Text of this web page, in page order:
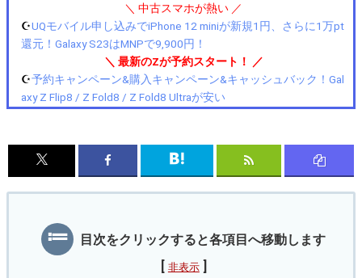
＼ 中古スマホが熱い ／
☪️UQモバイル申し込みでiPhone 12 miniが新規1円、さらに1万pt
還元！Galaxy S23はMNPで9,900円！
＼ 最新のZが予約スタート！ ／
☪️予約キャンペーン&購入キャンペーン&キャッシュバック！Gal
axy Z Flip8 / Z Fold8 / Z Fold8 Ultraが安い
目次をクリックすると各項目へ移動します
非表示